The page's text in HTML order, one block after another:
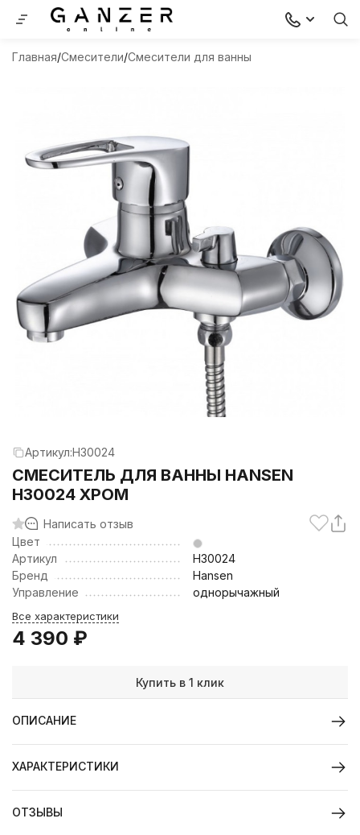
Главная Смесители Смесители для ванны
Артикул:H30024
CМЕСИТЕЛЬ ДЛЯ ВАННЫ HANSEN
H30024 ХРОМ
Написать отзыв
Цвет
Артикул
H30024
Бренд
Hansen
Управление
однорычажный
Все характеристики
4 390 ₽
Купить в 1 клик
ОПИСАНИЕ
ХАРАКТЕРИСТИКИ
ОТЗЫВЫ